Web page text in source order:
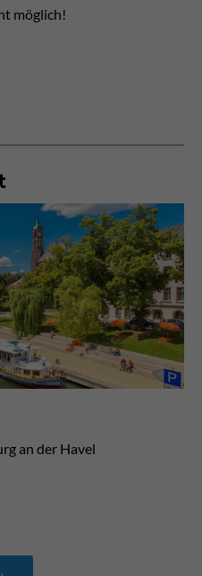
möglich!
an der Havel